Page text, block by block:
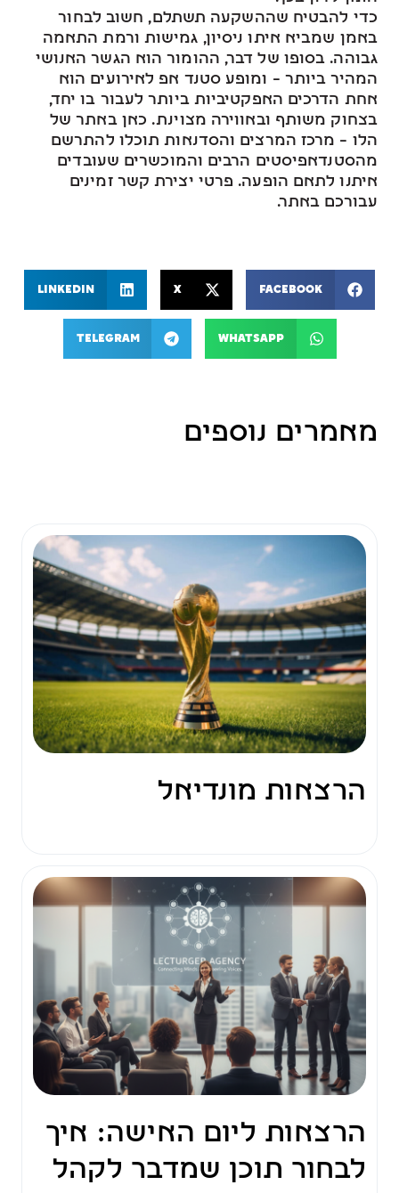
כדי להבטיח שההשקעה תשתלם, חשוב לבחור
באמן שמביא איתו ניסיון, גמישות ורמת התאמה
גבוהה. בסופו של דבר, ההומור הוא הגשר האנושי
המהיר ביותר – ומופע סטנד אפ לאירועים הוא
אחת הדרכים האפקטיביות ביותר לעבור בו יחד,
בצחוק משותף ובאווירה מצוינת. כאן באתר של
הלו – מרכז המרצים והסדנאות תוכלו להתרשם
מהסטנדאפיסטים הרבים והמוכשרים שעובדים
איתנו לתאם הופעה. פרטי יצירת קשר זמינים
עבורכם באתר.
Facebook
X
LinkedIn
WhatsApp
Telegram
מאמרים נוספים
הרצאות מונדיאל
הרצאות ליום האישה: איך
לבחור תוכן שמדבר לקהל